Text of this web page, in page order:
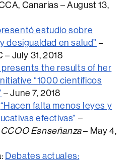
Canarias – August 13,
estudio sobre
desigualdad en salud” –
– July 31, 2018
presents the results of her
“1000 científicos
– June 7, 2018
“Hacen falta menos leyes y
efectivas” –
CCOO Esnseñanza– May 4,
Debates actuales: